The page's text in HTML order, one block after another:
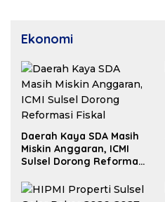
Ekonomi
Daerah Kaya SDA Masih
Miskin Anggaran, ICMI
Sulsel Dorong Reformasi